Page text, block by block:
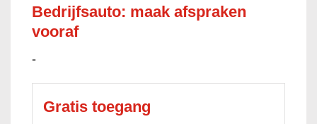
Bedrijfsauto: maak afspraken
vooraf
-
Gratis toegang